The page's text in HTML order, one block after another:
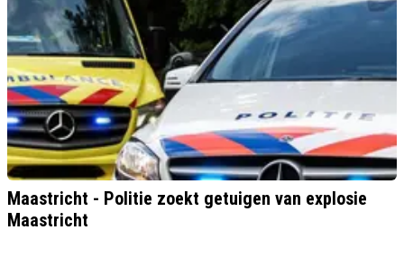
Maastricht - Politie zoekt getuigen van explosie
Maastricht